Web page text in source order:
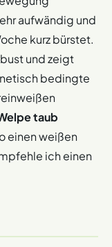
aufwändig und
kurz bürstet.
und zeigt
bedingte
taub
einen weißen
ich einen